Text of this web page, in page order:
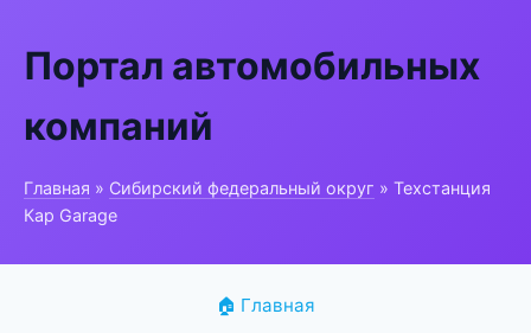
Портал автомобильных
компаний
Главная » Сибирский федеральный округ » Техстанция
Кар Garage
🏠 Главная